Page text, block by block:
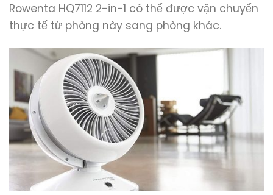
Rowenta HQ7112 2-in-1 có thể được vận chuyển
thực tế từ phòng này sang phòng khác.